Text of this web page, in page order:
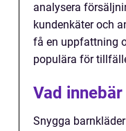
analysera
kundenkäter och
få en uppfattning
populära för
Vad
Snygga